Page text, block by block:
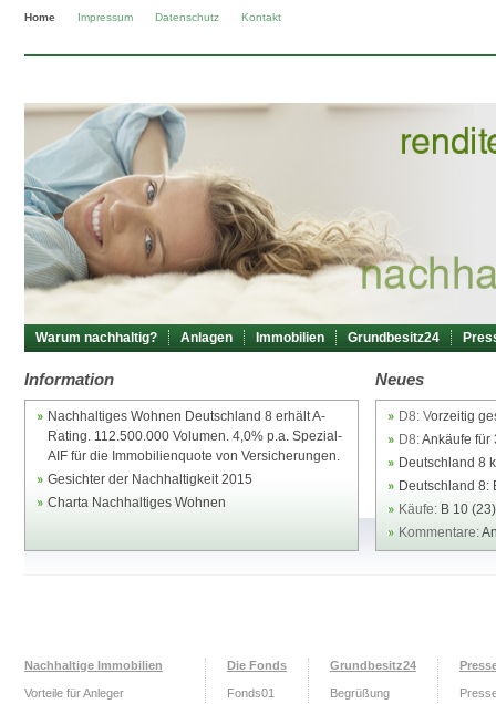
Home Impressum Datenschutz Kontakt
Warum nachhaltig? Anlagen Immobilien Grundbesitz24
Information
Nachhaltiges Wohnen Deutschland 8 erhält A-
Rating. 112.500.000 Volumen. 4,0% p.a. Spezial-
AIF für die Immobilienquote von Versicherungen.
Gesichter der Nachhaltigkeit 2015
Charta Nachhaltiges Wohnen
Neues
D8: Vorzeitig
D8:Ankäufe für
Deutschland 8
Deutschland 8:
Käufe: B 10 (23)
Kommentare:
Nachhaltige Immobilien
Vorteile für Anleger
Die Fonds
Fonds01
Grundbesitz24
Begrüßung